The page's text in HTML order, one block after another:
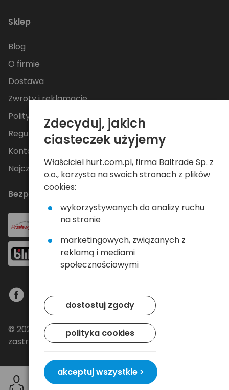
Sklep
Blog
O firmie
Dostawa
Zwroty i reklamacje
Polityka Prywatności
Regulamin
Kontakt
Najczęściej zadawane pytania
Bezpieczne płatności
© 2024 Baltrade sp. z o.o. - Wszelkie prawa
zastrzeżone.
Zdecyduj, jakich
ciasteczek użyjemy
Właściciel hurt.com.pl, firma Baltrade Sp. z
o.o., korzysta na swoich stronach z plików
cookies:
wykorzystywanych do analizy ruchu
na stronie
marketingowych, związanych z
reklamą i mediami
społecznościowymi
dostostuj zgody
polityka cookies
akceptuj wszystkie >